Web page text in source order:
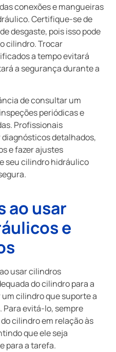
conexões e mangueiras
Certifique-se de
desgaste, pois isso pode
cilindro. Trocar
a tempo evitará
a segurança durante a
de consultar um
periódicas e
Profissionais
detalhados,
e fazer ajustes
seu cilindro hidráulico
ao usar
e
usar cilindros
do cilindro para a
cilindro que suporte a
Para evitá-lo, sempre
cilindro em relação às
que ele seja
para a tarefa.